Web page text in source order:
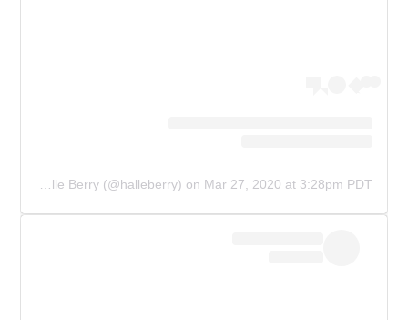
on Mar 27, 2020 at 3:28pm PDT